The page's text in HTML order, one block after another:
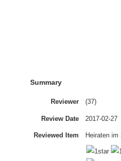
Summary
Reviewer (37)
Review Date 2017-02-27
Reviewed Item Heiraten